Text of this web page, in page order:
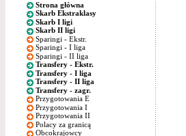
Strona główna
Skarb Ekstraklasy
Skarb I ligi
Skarb II ligi
Sparingi - Ekstr.
Sparingi - I liga
Sparingi - II liga
Transfery - Ekstr.
Transfery - I liga
Transfery - II liga
Transfery - zagr.
Przygotowania E
Przygotowania I
Przygotowania II
Polacy za granicą
Obcokrajowcy